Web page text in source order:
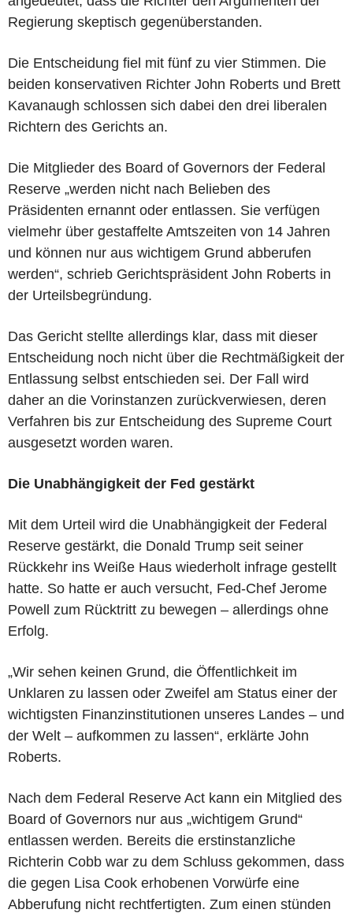
Regierung skeptisch gegenüberstanden.
Die Entscheidung fiel mit fünf zu vier Stimmen. Die
beiden konservativen Richter John Roberts und Brett
Kavanaugh schlossen sich dabei den drei liberalen
Richtern des Gerichts an.
Die Mitglieder des Board of Governors der Federal
Reserve „werden nicht nach Belieben des
Präsidenten ernannt oder entlassen. Sie verfügen
vielmehr über gestaffelte Amtszeiten von 14 Jahren
und können nur aus wichtigem Grund abberufen
werden“, schrieb Gerichtspräsident John Roberts in
der Urteilsbegründung.
Das Gericht stellte allerdings klar, dass mit dieser
Entscheidung noch nicht über die Rechtmäßigkeit der
Entlassung selbst entschieden sei. Der Fall wird
daher an die Vorinstanzen zurückverwiesen, deren
Verfahren bis zur Entscheidung des Supreme Court
ausgesetzt worden waren.
Die Unabhängigkeit der Fed gestärkt
Mit dem Urteil wird die Unabhängigkeit der Federal
Reserve gestärkt, die Donald Trump seit seiner
Rückkehr ins Weiße Haus wiederholt infrage gestellt
hatte. So hatte er auch versucht, Fed-Chef Jerome
Powell zum Rücktritt zu bewegen – allerdings ohne
Erfolg.
„Wir sehen keinen Grund, die Öffentlichkeit im
Unklaren zu lassen oder Zweifel am Status einer der
wichtigsten Finanzinstitutionen unseres Landes – und
der Welt – aufkommen zu lassen“, erklärte John
Roberts.
Nach dem Federal Reserve Act kann ein Mitglied des
Board of Governors nur aus „wichtigem Grund“
entlassen werden. Bereits die erstinstanzliche
Richterin Cobb war zu dem Schluss gekommen, dass
die gegen Lisa Cook erhobenen Vorwürfe eine
Abberufung nicht rechtfertigten. Zum einen stünden